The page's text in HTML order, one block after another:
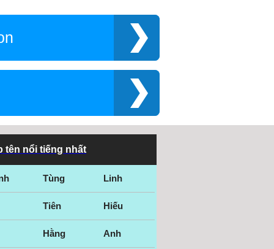
tên nổi tiếng nhất
Tùng Linh
Tiên Hiếu
Hằng Anh